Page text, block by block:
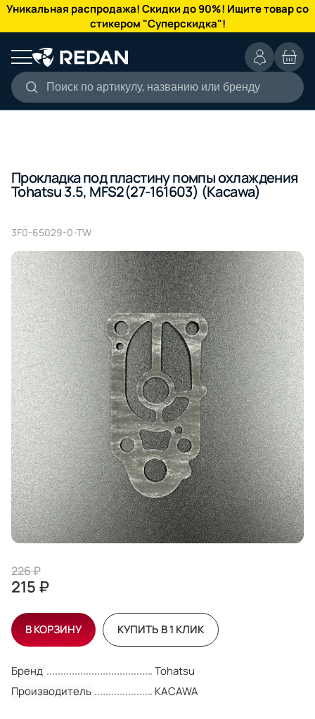
Уникальная распродажа! Скидки до 90%! Ищите товар со
стикером "Суперскидка"!
Поиск по артикулу, названию или бренду
КАТАЛОГ
Прокладка под пластину помпы охлаждения
Tohatsu 3.5, MFS2(27-161603) (Kacawa)
3F0-65029-0-TW
Бренд
Tohatsu
Производитель
KACAWA
226 ₽
215 ₽
В КОРЗИНУ КУПИТЬ В 1 КЛИК